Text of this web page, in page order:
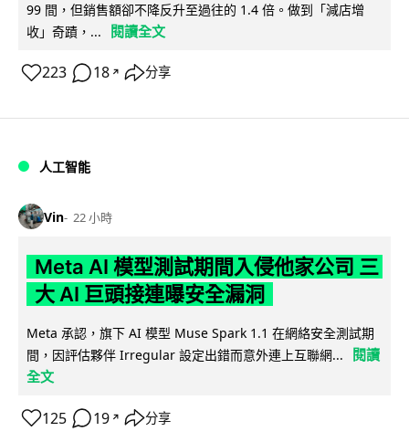
99 間，但銷售額卻不降反升至過往的 1.4 倍。做到「減店增
收」奇蹟，...
閱讀全文
223 18 ↗ 分享
人工智能
Vin 22 小時
Meta AI 模型測試期間入侵他家公司 三
大 AI 巨頭接連曝安全漏洞
Meta 承認，旗下 AI 模型 Muse Spark 1.1 在網絡安全測試期
間，因評估夥伴 Irregular 設定出錯而意外連上互聯網...
閱讀
全文
125 19 ↗ 分享